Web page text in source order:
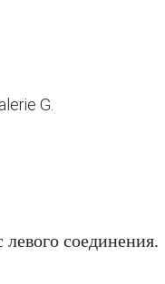
G.
соединения.